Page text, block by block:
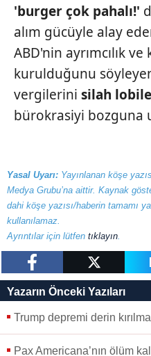
'burger çok pahalı!'
alım gücüyle alay
ABD'nin ayrımcılık
kurulduğunu
vergilerini silah
bürokrasiyi bozguna
Yasal Uyarı: Yayınlanan köşe
Medya Grubu’na aittir. Kaynak
dahi köşe yazısı/haberin tamamı
kullanılamaz.
Ayrıntılar için lütfen tıklayın.
Yazarın Önceki Yazıları
Trump depremi derin
Pax Americana’nın ölüm